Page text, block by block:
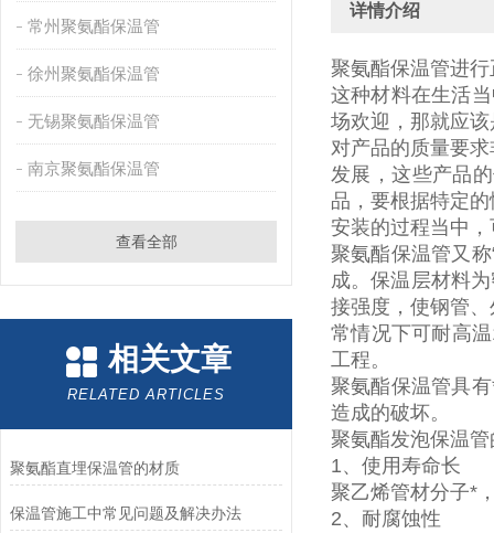
常州聚氨酯保温管
徐州聚氨酯保温管
无锡聚氨酯保温管
南京聚氨酯保温管
查看全部
相关文章
RELATED ARTICLES
聚氨酯直埋保温管的材质
保温管施工中常见问题及解决办法
详情介绍
聚氨酯保温管进
这种材料在生活
场欢迎，那就应
对产品的质量要
发展，这些产品
品，要根据特定
安装的过程当中
聚氨酯保温管又称
成。保温层材料
接强度，使钢管
常情况下可耐高温
工程。
聚氨酯保温管具
造成的破坏。
聚氨酯发泡保温
1、使用寿命长
聚乙烯管材分子*
2、耐腐蚀性